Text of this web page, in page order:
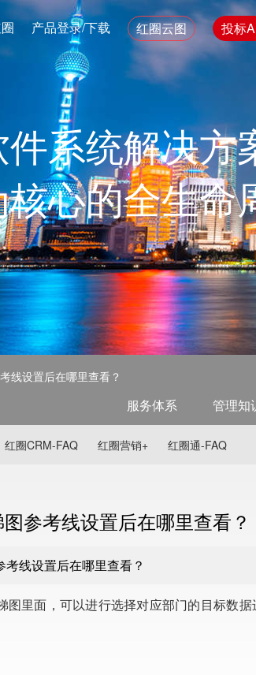
产品登录/下载 红圈云图 投标
系统解决方
心的全生命
线设置后在哪里查看？
服务体系 管理知
红圈CRM-FAQ 红圈营销+ 红圈通-FAQ
参考线设置后在哪里查看？
考线设置后在哪里查看？
图里面，可以进行选择对应部门的目标数